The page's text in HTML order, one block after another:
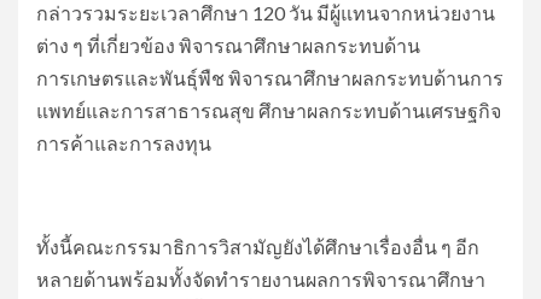
กล่าวรวมระยะเวลาศึกษา 120 วัน มีผู้แทนจากหน่วยงาน
ต่าง ๆ ที่เกี่ยวข้อง พิจารณาศึกษาผลกระทบด้าน
การเกษตรและพันธุ์พืช พิจารณาศึกษาผลกระทบด้านการ
แพทย์และการสาธารณสุข ศึกษาผลกระทบด้านเศรษฐกิจ
การค้าและการลงทุน
ทั้งนี้คณะกรรมาธิการวิสามัญยังได้ศึกษาเรื่องอื่น ๆ อีก
หลายด้านพร้อมทั้งจัดทำรายงานผลการพิจารณาศึกษา